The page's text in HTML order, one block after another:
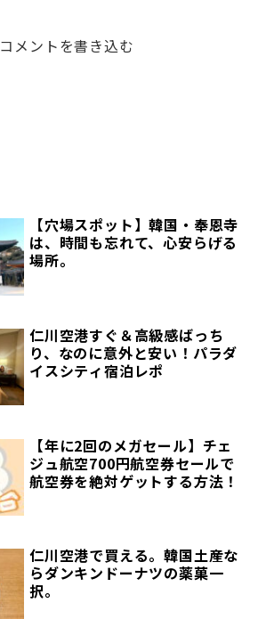
コメントを書き込む
【穴場スポット】韓国・奉恩寺
は、時間も忘れて、心安らげる
場所。
仁川空港すぐ＆高級感ばっち
り、なのに意外と安い！パラダ
イスシティ宿泊レポ
【年に2回のメガセール】チェ
ジュ航空700円航空券セールで
航空券を絶対ゲットする方法！
仁川空港で買える。韓国土産な
らダンキンドーナツの薬菓一
択。